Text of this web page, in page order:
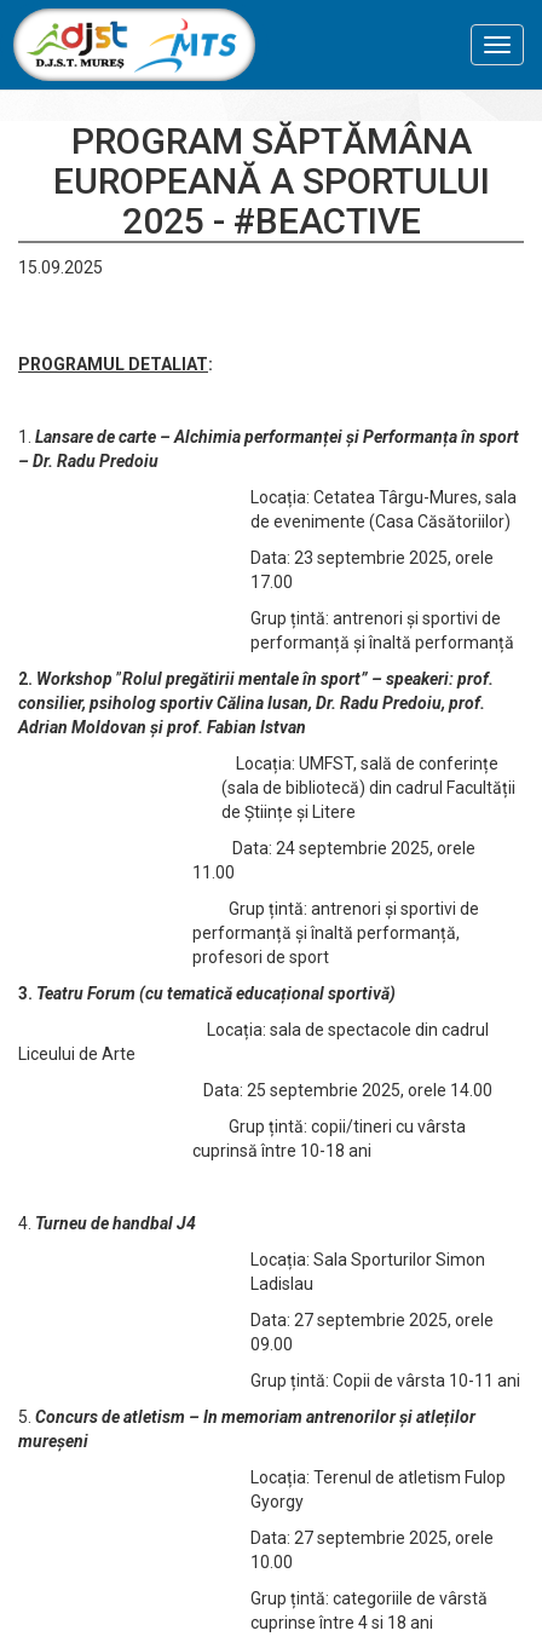
PROGRAM SĂPTĂMÂNA
EUROPEANĂ A SPORTULUI
2025 - #BEACTIVE
15.09.2025
PROGRAMUL DETALIAT:
1. Lansare de carte – Alchimia performanței și Performanța în sport
– Dr. Radu Predoiu
Locația: Cetatea Târgu-Mures, sala
de evenimente (Casa Căsătoriilor)
Data: 23 septembrie 2025, orele
17.00
Grup țintă: antrenori și sportivi de
performanță și înaltă performanță
2. Workshop”Rolul pregătirii mentale în sport” – speakeri: prof.
consilier, psiholog sportiv Călina Iusan, Dr. Radu Predoiu, prof.
Adrian Moldovan și prof. Fabian Istvan
Locația: UMFST, sală de conferințe
(sala de bibliotecă) din cadrul Facultății
de Științe și Litere
Data: 24 septembrie 2025, orele
11.00
Grup țintă: antrenori și sportivi de
performanță și înaltă performanță,
profesori de sport
3. Teatru Forum (cu tematică educațional sportivă)
Locația: sala de spectacole din cadrul
Liceului de Arte
Data: 25 septembrie 2025, orele 14.00
Grup țintă: copii/tineri cu vârsta
cuprinsă între 10-18 ani
4. Turneu de handbal J4
Locația: Sala Sporturilor Simon
Ladislau
Data: 27 septembrie 2025, orele
09.00
Grup țintă: Copii de vârsta 10-11 ani
5. Concurs de atletism – In memoriam antrenorilor și atleților
mureșeni
Locația: Terenul de atletism Fulop
Gyorgy
Data: 27 septembrie 2025, orele
10.00
Grup țintă: categoriile de vârstă
cuprinse între 4 si 18 ani